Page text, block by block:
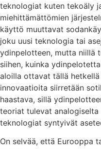
teknologiat kuten tekoäly
miehittämättömien
käyttö muuttavat
joku uusi teknologia tai
ydinpelotteen, mutta niillä
siihen, kuinka
aloilla ottavat tällä
innovaatioita siirretään
haastava, sillä
teoriat tulevat
teknologiat syntyivät
On selvää, että Eurooppa